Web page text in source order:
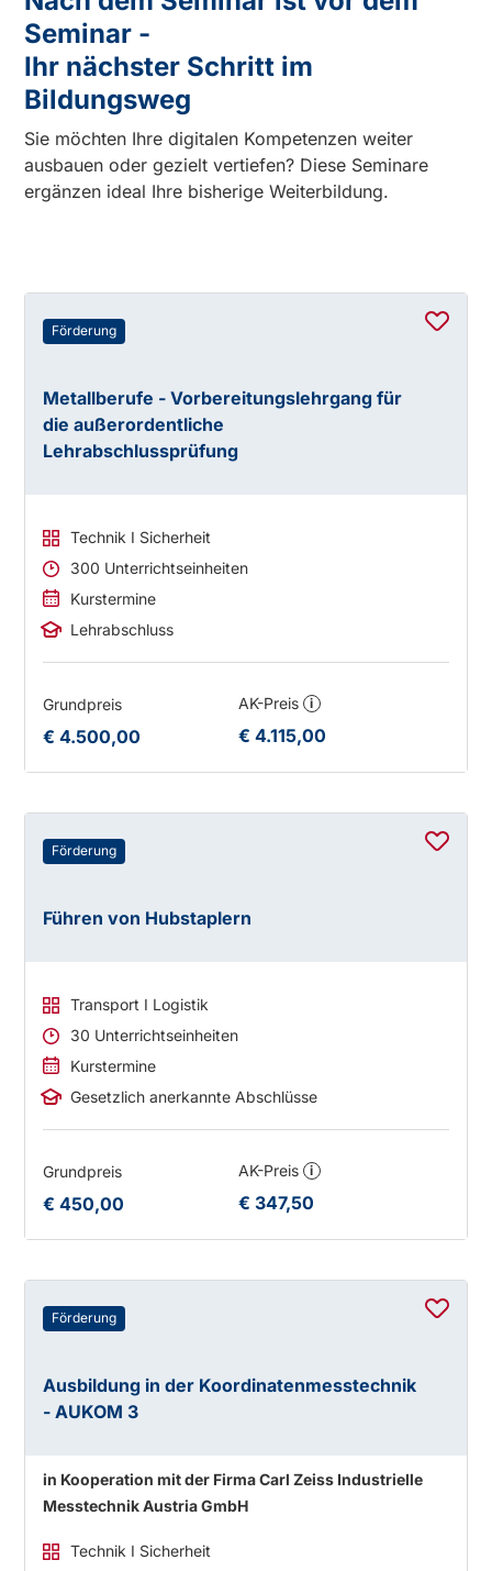
Seminar -
Ihr nächster Schritt im
Bildungsweg
Sie möchten Ihre digitalen Kompetenzen weiter
ausbauen oder gezielt vertiefen? Diese Seminare
ergänzen ideal Ihre bisherige Weiterbildung.
Förderung
Metallberufe - Vorbereitungslehrgang für
die außerordentliche
Lehrabschlussprüfung
Technik I Sicherheit
300 Unterrichtseinheiten
Kurstermine
Lehrabschluss
Grundpreis
€ 4.500,00
AK-Preis i
€ 4.115,00
Förderung
Führen von Hubstaplern
Transport I Logistik
30 Unterrichtseinheiten
Kurstermine
Gesetzlich anerkannte Abschlüsse
Grundpreis
€ 450,00
AK-Preis i
€ 347,50
Förderung
Ausbildung in der Koordinatenmesstechnik
- AUKOM 3
in Kooperation mit der Firma Carl Zeiss Industrielle
Messtechnik Austria GmbH
Technik I Sicherheit